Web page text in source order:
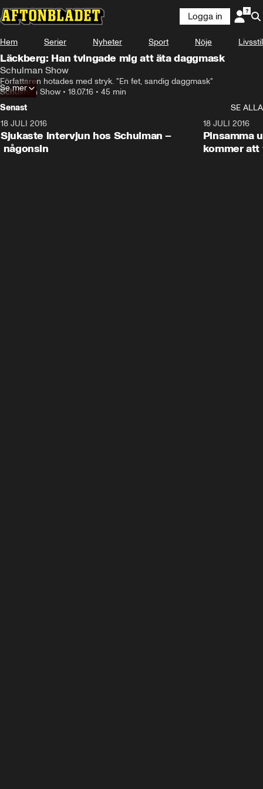
Logga in
Hem Serier Nyheter Sport Nöje Livsstil
Läckberg: Han tvingade mig att äta daggmask
Schulman Show
Författaren hotades med stryk. "En fet, sandig daggmask"
Schulman Show • 18.07.16 • 45 min
Se mer
Senast
SE ALLA
18 JULI 2016
Sjukaste intervjun hos Schulman –
någonsin
18 JULI 2016
Pinsamma
kommer att